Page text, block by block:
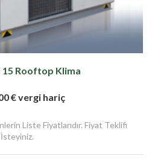
15 Rooftop Klima
€ vergi hariç
Liste Fiyatlarıdır. Fiyat Teklifi
İsteyiniz.